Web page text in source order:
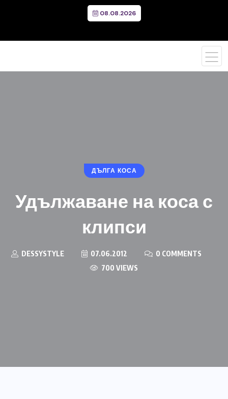
08.08.2026
ДЪЛГА КОСА
Удължаване на коса с
клипси
DESSYSTYLE 07.06.2012
0 COMMENTS
700 VIEWS